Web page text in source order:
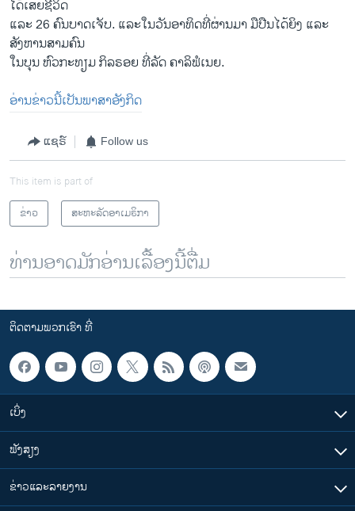
ໄດ້ເສຍຊີວິດ
ແລະ 26 ຄົນບາດເຈັບ. ແລະໃນວັນອາທິດທີ່ຜ່ານມາ ມືປືນໄດ້ຍິງ ແລະ
ສັງຫານສາມຄົນ
ໃນບຸນ ຫົວກະທຽມ ກິລຣອຍ ທີ່ລັດ ຄາລິຟໍເນຍ.
ອ່ານ​ຂ່າວນີ້​ເປັນ​ພາ​ສາ​ອັງ​ກິດ
ແຊຣ໌ Follow us
This item is part of
ຂ່າວ
ສະຫະລັດອາເມຣິກາ
ທ່ານອາດມັກອ່ານເລື້ອງນີ້ຕື່ມ
ຕິດຕາມພວກເຮົາ ທີ່
ເບິ່ງ
ຟັງສຽງ
ຂ່າວແລະລາຍງານ